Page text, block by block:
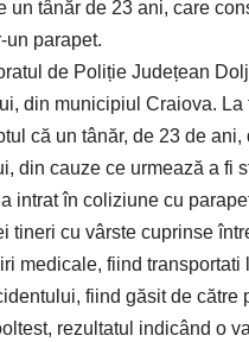
tânăr de 23 ani, care
un parapet.
de Poliție Județean
din municipiul Craiova.
că un tânăr, de 23 de
din cauze ce urmează a fi
intrat în coliziune cu
tineri cu vârste cuprinse
medicale, fiind transportati
fiind găsit de
rezultatul indicând o